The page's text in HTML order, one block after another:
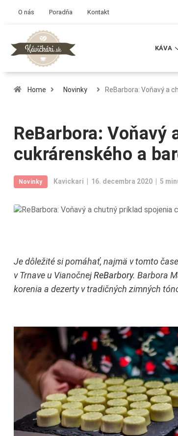
O nás Poradňa Kontakt
KÁVA
Home Novinky ReBarbora: Voňavý a
ReBarbora:
cukrárenského a
Novinky Kavickari 16. decembra 2020 5
Je dôležité si pomáhať, najmä v tomto
v Trnave u VianočnejReBarbory. Barbora
korenia a dezerty v tradičných zimných